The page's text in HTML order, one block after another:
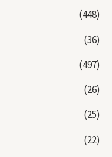
(448)
(36)
(497)
(26)
(25)
(22)